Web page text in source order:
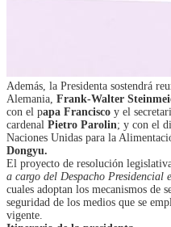
Además, la Presidenta sostendrá
Alemania, Frank-Walter
con el papa Francisco y el
cardenal Pietro Parolin; y con el
Naciones Unidas para la
Dongyu.
El proyecto de resolución
a cargo del Despacho Presidencial
cuales adoptan los mecanismos de
seguridad de los medios que se
vigente.